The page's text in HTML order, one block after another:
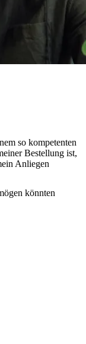
so kompetenten
Bestellung ist,
Anliegen
könnten